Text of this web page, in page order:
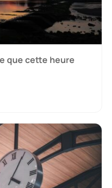
que cette heure